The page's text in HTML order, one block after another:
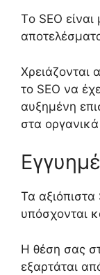
Το SEO είναι
Χρειάζονται
το SEO να
αυξημένη
στα
Τα αξιόπιστα
υπόσχονται
Η θέση σας
εξαρτάται